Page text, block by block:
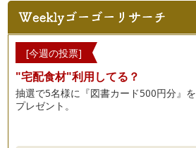
[今週の投票]
"宅配食材"利用してる？
抽選で5名様に『図書カード500円分』を
プレゼント。